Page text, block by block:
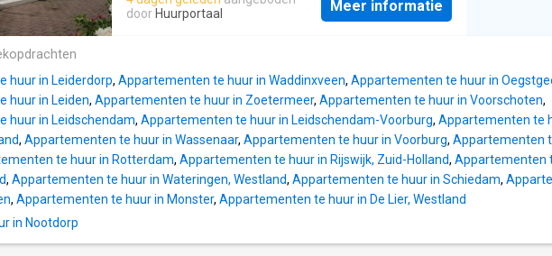
hebt een moderne open keuken voorzien van
koel- / vriescombinatie. In de keuken is
rustige huurder (singel of koppel) die met zorg en in
eetkamer met vrij uitzicht op de straat en de fraaie
architectuur van woningen en gebouwen die zo
typerend is voor deze sjieke wijk. De opmerkelijk
grote ramen aan de voorzijde bieden veel zonlicht
vanaf de ochtend- tot laat in de middag. Over de
gehele vloer van het appartement, ligt parket
waardoor de woning tevens makkelijk in onderhoud
woning, bevinden zich de volledig vernieuwde
door Huurportaal Meer informatie
huur in Leiderdorp, Appartementen te huur in Waddinxveen, Appartementen te huur in
huur in Leiden, Appartementen te huur in Zoetermeer, Appartementen te huur in Voorschoten,
huur in Leidschendam, Appartementen te huur in Leidschendam-Voorburg, Appartementen te
, Appartementen te huur in Wassenaar, Appartementen te huur in Voorburg, Appartementen
te huur in Rotterdam, Appartementen te huur in Rijswijk, Zuid-Holland, Appartementen
, Appartementen te huur in Wateringen, Westland, Appartementen te huur in Schiedam,
, Appartementen te huur in Monster, Appartementen te huur in De Lier, Westland
in Nootdorp